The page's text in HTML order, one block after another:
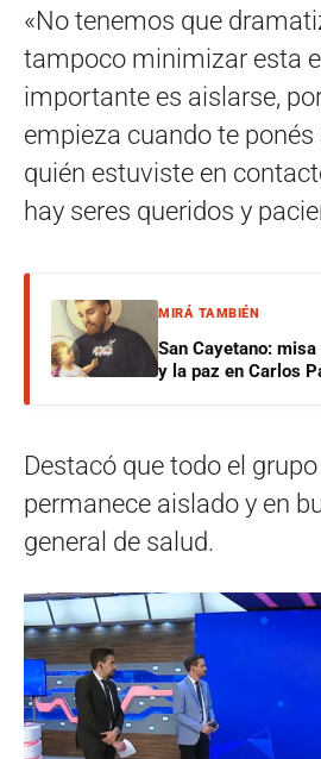
«No tenemos que
tampoco minimizar esta
importante es aislarse,
empieza cuando te ponés
quién estuviste en
hay seres queridos y
MIRÁ TAMBIÉN
San Cayetano:
y la paz en Carlos
Destacó que todo el
permanece aislado y en
general de salud.